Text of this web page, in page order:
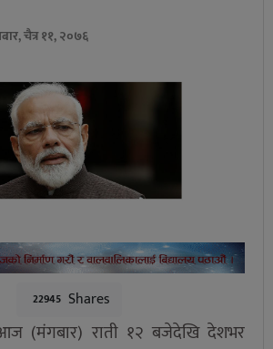
चैत्र ११, २०७६
22945 Shares
(मंगबार) राती १२ बजेदेखि देशभर